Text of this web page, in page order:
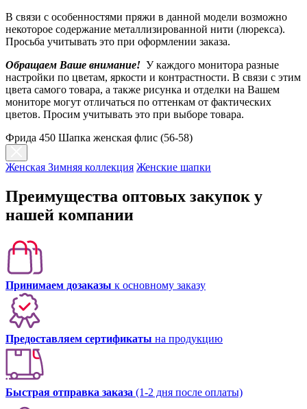
В связи с особенностями пряжи в данной модели возможно
некоторое содержание металлизированной нити (люрекса).
Просьба учитывать это при оформлении заказа.
Обращаем Ваше внимание! У каждого монитора разные
настройки по цветам, яркости и контрастности. В связи с этим
цвета самого товара, а также рисунка и отделки на Вашем
мониторе могут отличаться по оттенкам от фактических
цветов. Просим учитывать это при выборе товара.
Фрида 450 Шапка женская флис (56-58)
Женская Зимняя коллекция Женские шапки
Преимущества оптовых закупок у
нашей компании
Принимаем дозаказы к основному заказу
Предоставляем сертификаты на продукцию
Быстрая отправка заказа (1-2 дня после оплаты)